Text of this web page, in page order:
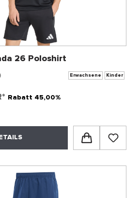
26 Poloshirt
Erwachsene Kinder
Rabatt 45,00%